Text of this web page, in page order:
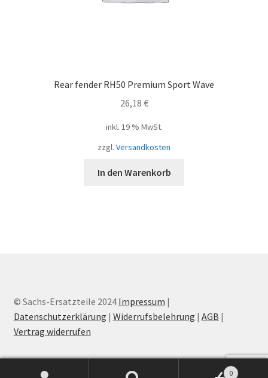
Rear fender RH50 Premium Sport Wave
26,18 €
inkl. 19 % MwSt.
zzgl. Versandkosten
In den Warenkorb
© Sachs-Ersatzteile 2024 Impressum |
Datenschutzerklärung | Widerrufsbelehrung | AGB |
Vertrag widerrufen
0